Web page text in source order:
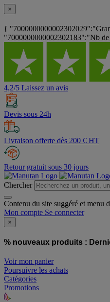
×
{
"7000000000002302183":"Nb
4,2/5 Laissez un avis
Devis sous 24h
Livraison offerte dès 200 € HT
Retour gratuit sous 30 jours
Chercher
Contenu du site suggéré et menu
Mon compte Se connecter
×
% nouveaux produits :
Voir mon panier
Poursuivre les achats
Catégories
Promotions